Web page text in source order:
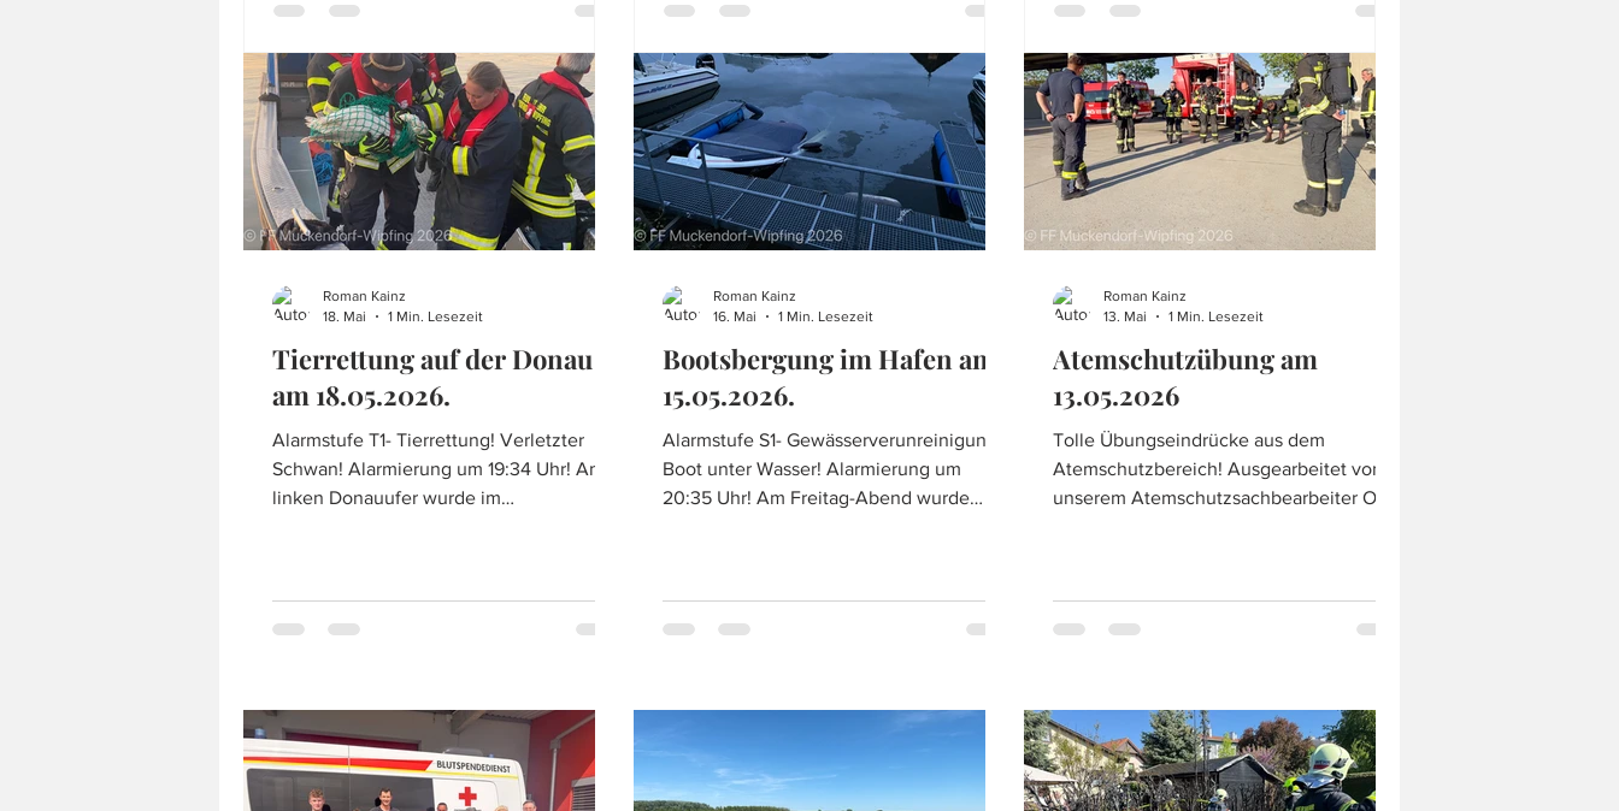
ein Highlight und auf Anfrage, machen
Brandbekäm
den Wasserdienst herangeführt um auch
kennenzulernen. Auch dieses Jahr wurde
di
Tierrettung auf der Donau
am 18.05.2026.
Alarmstufe T1- Tierrettung! Verletzter
Schwan! Alarmierung um 19:34 Uhr! Am
linken Donauufer wurde im
unsere Feuerwehr an, um auf dem
unverzüglich aus, um unsere Kameraden
zu unterstützen. Vor Ort angekommen,
war der tierische Patient rasch vorzufind
Roman Kainz
18. Mai
1 Min. Lesezeit
Bootsbergung im Hafen am
15.05.2026.
Alarmstufe S1- Gewässerverunreinigung!
Boot unter Wasser! Alarmierung um
20:35 Uhr! Am Freitag-Abend wurde
der Verursacher der Verunreinigung, ein
erforderte ein rasches Handeln. Durch
den Einsatzleiter wurde unverzüglic
Roman Kainz
16. Mai
1 Min. Lesezeit
Atemschutzübung am
13.05.2026
Tolle Übungseindrücke aus dem
Atemschutzbereich! Ausgearbeitet von
unserem Atemschutzsachbearbeiter OLM
Nutzung wir uns recht herzlich bedanken.
Personen zu finden. Die Übung fiel sehr
umfassend aus um eine hohe Anzahl an
Aspekten zu beüben und zu erproben.
Roman Kainz
13. Mai
1 Min. Lesezeit